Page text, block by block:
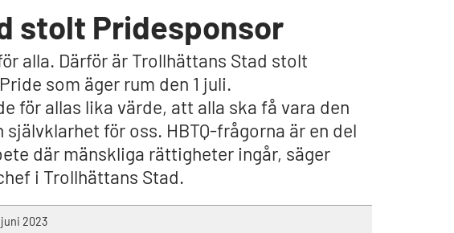
stolt Pridesponsor
alla. Därför är Trollhättans Stad stolt
som äger rum den 1 juli.
för allas lika värde, att alla ska få vara den
för oss. HBTQ-frågorna är en del
där mänskliga rättigheter ingår, säger
i Trollhättans Stad.
2023